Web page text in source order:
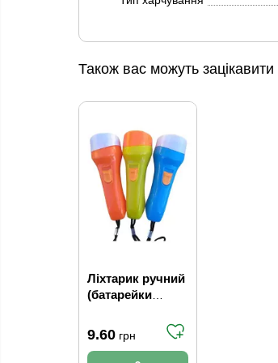
Також вас можуть зацікавити
Ліхтарик ручний
(батарейки
арт.SY-316
(24уп/960ящ)
9.60 грн